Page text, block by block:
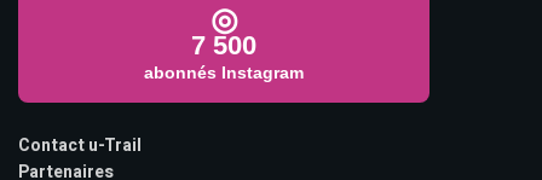
◎
7 500
abonnés Instagram
Contact u-Trail
Partenaires